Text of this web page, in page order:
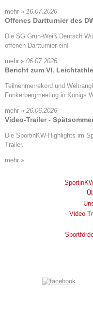
mehr » 16.07.2026
Offenes Dartturnier des
Die SG Grün-Weiß Deutsch
offenen Dartturnier ein!
mehr » 06.07.2026
Bericht zum VI.
Teilnehmerrekord und
Funkerbergmeeting in Königs
mehr » 26.06.2026
Video-Trailer -
Die SportinKW-Highlights im
Trailer.
mehr »
Video